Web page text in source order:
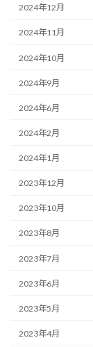
2024年12月
2024年11月
2024年10月
2024年9月
2024年6月
2024年2月
2024年1月
2023年12月
2023年10月
2023年8月
2023年7月
2023年6月
2023年5月
2023年4月